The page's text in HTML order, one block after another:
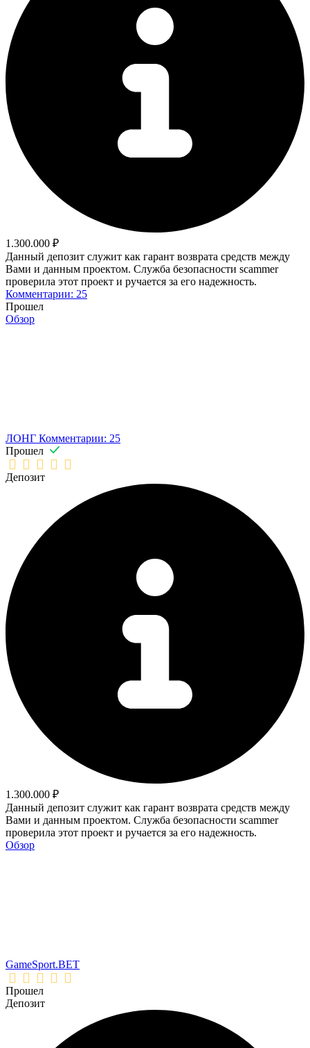
1.300.000 ₽
Данный депозит служит как гарант возврата средств между
Вами и данным проектом. Служба безопасности scammer
проверила этот проект и ручается за его надежность.
Комментарии: 25
Прошел
Обзор
ЛОНГ Комментарии: 25
Прошел
Депозит
1.300.000 ₽
Данный депозит служит как гарант возврата средств между
Вами и данным проектом. Служба безопасности scammer
проверила этот проект и ручается за его надежность.
Обзор
GameSport.BET
Прошел
Депозит